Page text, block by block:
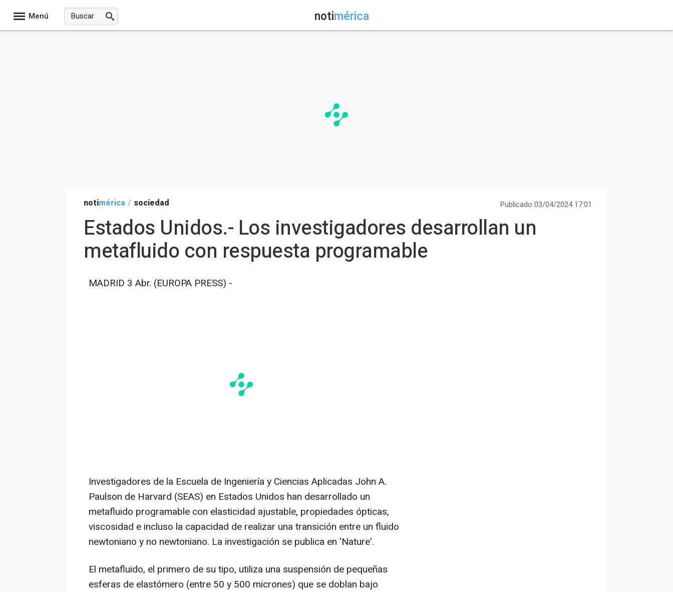
Menú notimérica
notimérica / sociedad Publicado 03/04/2024 17:01
Estados Unidos.- Los investigadores desarrollan un
metafluido con respuesta programable
MADRID 3 Abr. (EUROPA PRESS) -
Investigadores de la Escuela de Ingeniería y Ciencias Aplicadas John A.
Paulson de Harvard (SEAS) en Estados Unidos han desarrollado un
metafluido programable con elasticidad ajustable, propiedades ópticas,
viscosidad e incluso la capacidad de realizar una transición entre un fluido
newtoniano y no newtoniano. La investigación se publica en 'Nature'.
El metafluido, el primero de su tipo, utiliza una suspensión de pequeñas
esferas de elastómero (entre 50 y 500 micrones) que se doblan bajo